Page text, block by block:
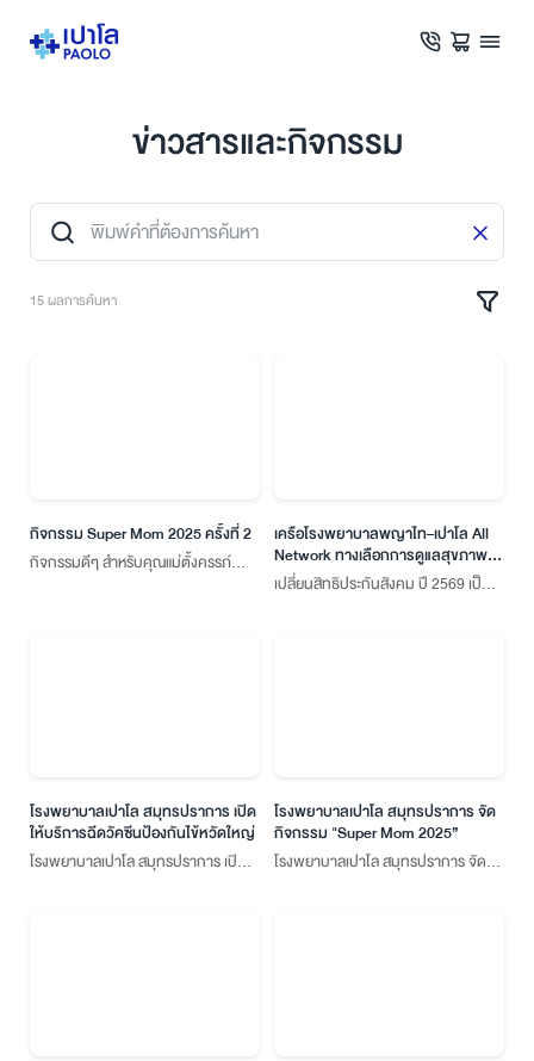
ข่าวสารและกิจกรรม
15 ผลการค้นหา
กิจกรรม Super Mom 2025 ครั้งที่ 2
กิจกรรมดีๆ สำหรับคุณแม่ตั้งครรภ์
เครือโรงพยาบาลพญาไท–เปาโล All
Network ทางเลือกการดูแลสุขภาพผู้
ประกันตน ปี 2569
เปลี่ยนสิทธิประกันสังคม ปี 2569 เป็น
โรงพยาบาลเปาโล สมุทรปราการ เปิด
ให้บริการฉีดวัคซีนป้องกันไข้หวัดใหญ่
โรงพยาบาลเปาโล สมุทรปราการ เปิดให้
โรงพยาบาลเปาโล สมุทรปราการ จัด
กิจกรรม "Super Mom 2025”
โรงพยาบาลเปาโล สมุทรปราการ จัด